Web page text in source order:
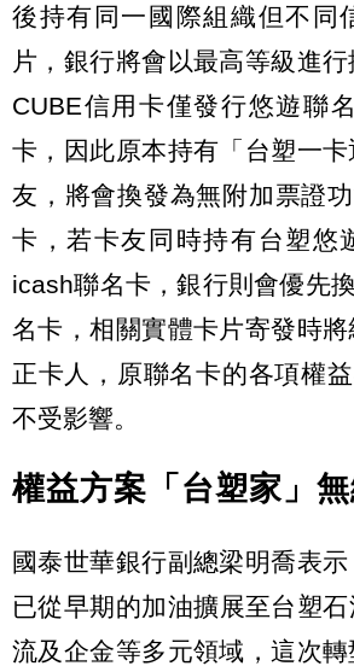
後持有同一國際組織但不同
片，銀行將會以最高等級進
CUBE信用卡僅發行悠遊聯
卡，因此原本持有「台塑一
友，將會換發為無附加票證
卡，若卡友同時持有台塑悠
icash聯名卡，銀行則會優先
名卡，相關實體卡片寄發時
正卡人，原聯名卡的各項權
不受影響。
權益方案「台塑家」
國泰世華銀行副總梁明喬表
已從早期的加油擴展至台塑
流及企金等多元領域，這次